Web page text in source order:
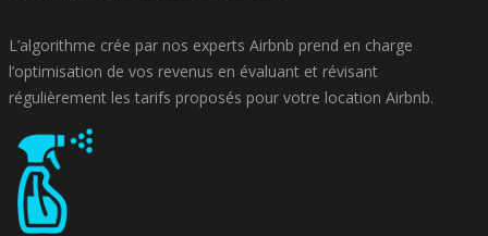
L’algorithme crée par nos experts Airbnb prend en charge
l’optimisation de vos revenus en évaluant et révisant
régulièrement les tarifs proposés pour votre location Airbnb.